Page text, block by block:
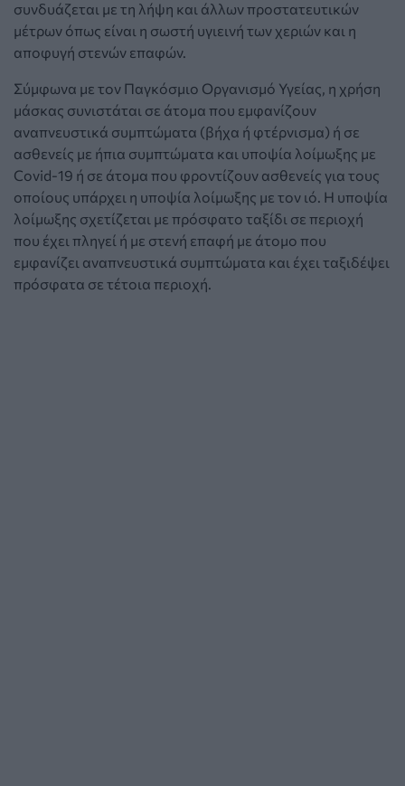
συνδυάζεται με τη λήψη και άλλων προστατευτικών
μέτρων όπως είναι η σωστή υγιεινή των χεριών και η
αποφυγή στενών επαφών.
Σύμφωνα με τον Παγκόσμιο Οργανισμό Υγείας, η χρήση
μάσκας συνιστάται σε άτομα που εμφανίζουν
αναπνευστικά συμπτώματα (βήχα ή φτέρνισμα) ή σε
ασθενείς με ήπια συμπτώματα και υποψία λοίμωξης με
Covid-19 ή σε άτομα που φροντίζουν ασθενείς για τους
οποίους υπάρχει η υποψία λοίμωξης με τον ιό. Η υποψία
λοίμωξης σχετίζεται με πρόσφατο ταξίδι σε περιοχή
που έχει πληγεί ή με στενή επαφή με άτομο που
εμφανίζει αναπνευστικά συμπτώματα και έχει ταξιδέψει
πρόσφατα σε τέτοια περιοχή.